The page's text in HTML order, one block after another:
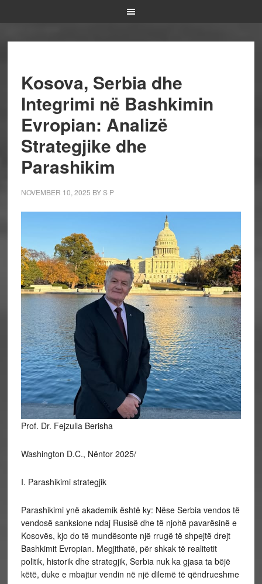
Kosova, Serbia dhe
Integrimi në Bashkimin
Evropian: Analizë
Strategjike dhe
Parashikim
NOVEMBER 10, 2025 BYS P
Prof. Dr. Fejzulla Berisha
Washington D.C., Nëntor 2025/
I. Parashikimi strategjik
Parashikimi ynë akademik është ky: Nëse Serbia vendos të
vendosë sanksione ndaj Rusisë dhe të njohë pavarësinë e
Kosovës, kjo do të mundësonte një rrugë të shpejtë drejt
Bashkimit Evropian. Megjithatë, për shkak të realitetit
politik, historik dhe strategjik, Serbia nuk ka gjasa ta bëjë
këtë, duke e mbajtur vendin në një dilemë të qëndrueshme